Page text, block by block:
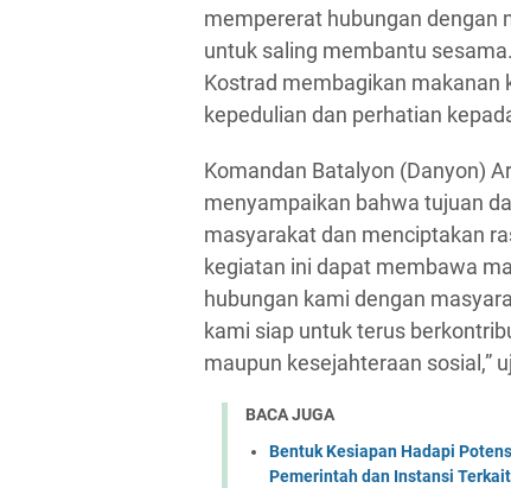
mempererat hubungan dengan
untuk saling membantu
Kostrad membagikan makanan
kepedulian dan perhatian
Komandan Batalyon (Danyon)
menyampaikan bahwa tujuan
masyarakat dan menciptakan
kegiatan ini dapat membawa
hubungan kami dengan
kami siap untuk terus
maupun kesejahteraan sosial,”
BACA JUGA
Bentuk Kesiapan Hadapi
Pemerintah dan Instansi